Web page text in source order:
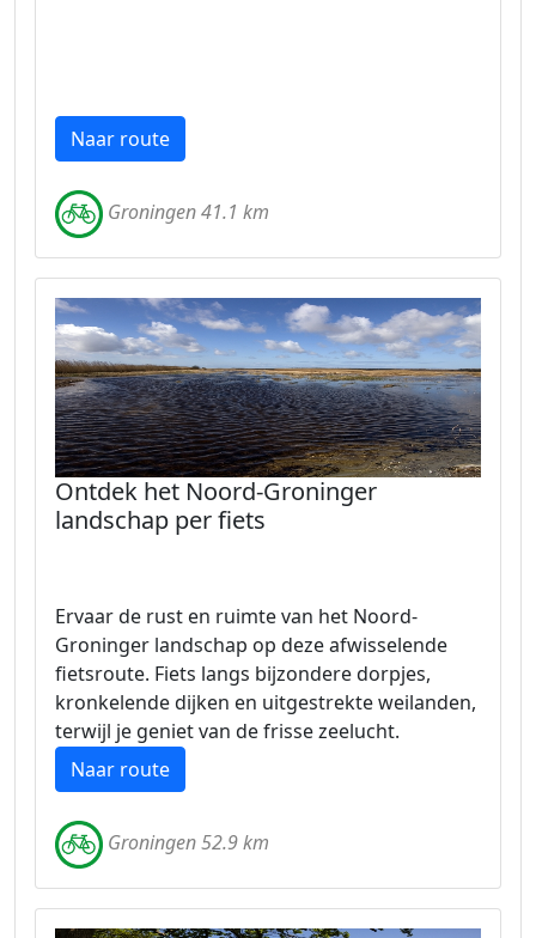
Naar route
Groningen 41.1 km
Ontdek het Noord-Groninger
landschap per fiets
Ervaar de rust en ruimte van het Noord-
Groninger landschap op deze afwisselende
fietsroute. Fiets langs bijzondere dorpjes,
kronkelende dijken en uitgestrekte weilanden,
terwijl je geniet van de frisse zeelucht.
Naar route
Groningen 52.9 km